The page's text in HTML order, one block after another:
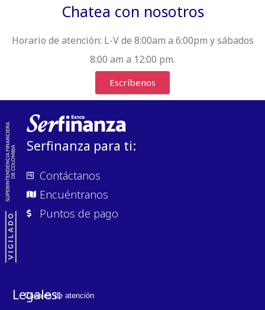
Chatea con nosotros
Horario de atención: L-V de 8:00am a 6:00pm y sábados
8:00 am a 12:00 pm.
Escríbenos
Serfinanza para ti:
Contáctanos
Encuéntranos
Puntos de pago
Legales:
Canales de atención